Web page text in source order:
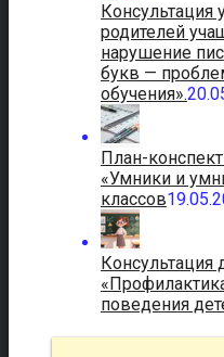
Консультация
родителей
нарушение
букв —
обучения».
План-
«Умники и
классов
Консультация
поведения